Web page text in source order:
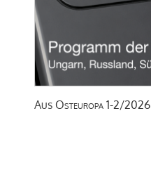
Aus Osteuropa 1-2/2026